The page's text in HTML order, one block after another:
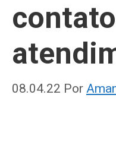
08.04.22 Por